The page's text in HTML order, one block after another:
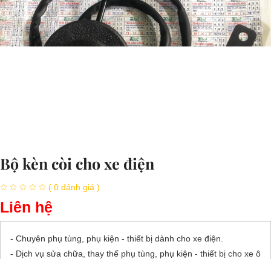
Bộ kèn còi cho xe điện
( 0 đánh giá )
Liên hệ
- Chuyên phụ tùng, phụ kiện - thiết bị dành cho xe điện.
- Dịch vụ sửa chữa, thay thế phụ tùng, phụ kiện - thiết bị cho xe ô